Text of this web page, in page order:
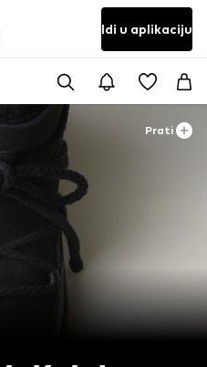
Idi u aplikaciju
Prati